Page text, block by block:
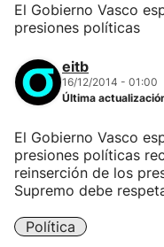
El Gobierno Vasco
presiones políticas
eitb
16/12/2014 - 01:00
Última
El Gobierno Vasco
presiones políticas
reinserción de los
Supremo debe
Política